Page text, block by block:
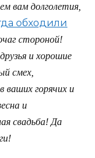
вам долголетия,
обходили
стороной!
и хорошие
смех,
ваших горячих и
и
свадьба! Да